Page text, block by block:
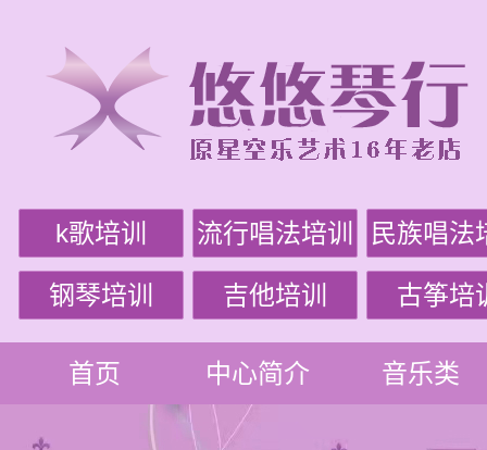
k歌培训 流行唱法培训 民族唱法
钢琴培训 吉他培训 古筝培
首页 中心简介 音乐类